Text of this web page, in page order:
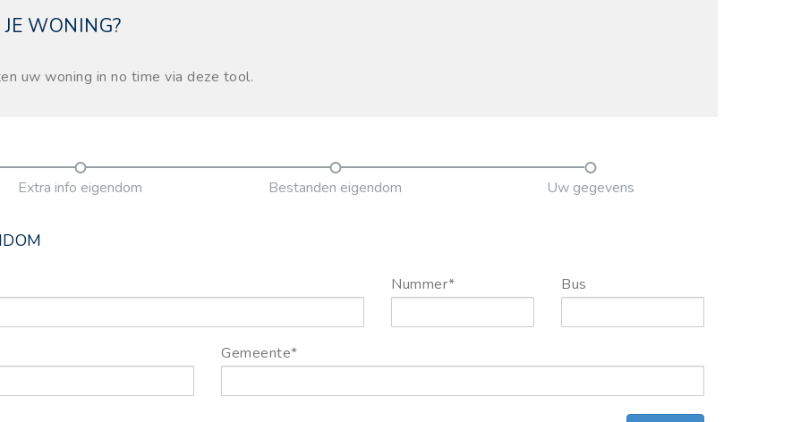
WONING?
uw woning in no time via deze tool.
Extra info eigendom Bestanden eigendom Uw gegevens
Nummer* Bus
Gemeente*